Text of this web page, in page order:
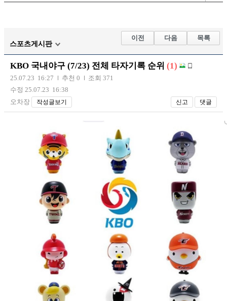
해외축구
국내축구
스포츠게시판
이전 다음 목록
KBO 국내야구 (7/23) 전체 타자기록 순위 (1)
25.07.23 16:27 추천 0
조회 371
수정 25.07.23 16:38
오차장
작성글보기 신고 댓글